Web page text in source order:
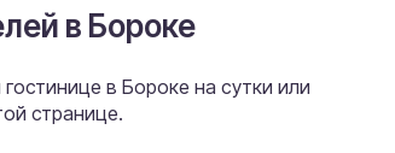
в Бороке
в Бороке на сутки или
странице.